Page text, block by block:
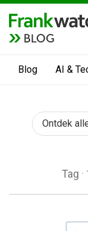
BLOG
Blog AI &
Ontdek
Tag ·